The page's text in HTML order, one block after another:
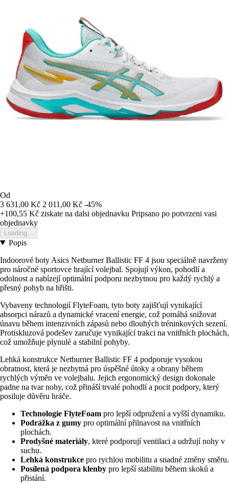
Od
3 631,00 Kč 2 011,00 Kč -45%
+100,55 Kč ziskate na dalsi objednavku Pripsano po potvrzeni vasi
objednavky
Loading...
Popis
Indoorové boty Asics Netburner Ballistic FF 4 jsou speciálně navrženy
pro náročné sportovce hrající volejbal. Spojují výkon, pohodlí a
odolnost a nabízejí optimální podporu nezbytnou pro každý rychlý a
přesný pohyb na hřišti.
Vybaveny technologií FlyteFoam, tyto boty zajišťují vynikající
absorpci nárazů a dynamické vracení energie, což pomáhá snižovat
únavu během intenzivních zápasů nebo dlouhých tréninkových sezení.
Protiskluzová podešev zaručuje vynikající trakci na vnitřních plochách,
což umožňuje plynulé a stabilní pohyby.
Lehká konstrukce Netburner Ballistic FF 4 podporuje vysokou
obratnost, která je nezbytná pro úspěšné útoky a obrany během
rychlých výměn ve volejbalu. Jejich ergonomický design dokonale
padne na tvar nohy, což přináší trvalé pohodlí a pocit podpory, který
posiluje důvěru hráče.
Technologie FlyteFoam pro lepší odpružení a vyšší dynamiku.
Podrážka z gumy pro optimální přilnavost na vnitřních
plochách.
Prodyšné materiály, které podporují ventilaci a udržují nohy v
suchu.
Lehká konstrukce pro rychlou mobilitu a snadné změny směru.
Posílená podpora klenby pro lepší stabilitu během skoků a
přistání.